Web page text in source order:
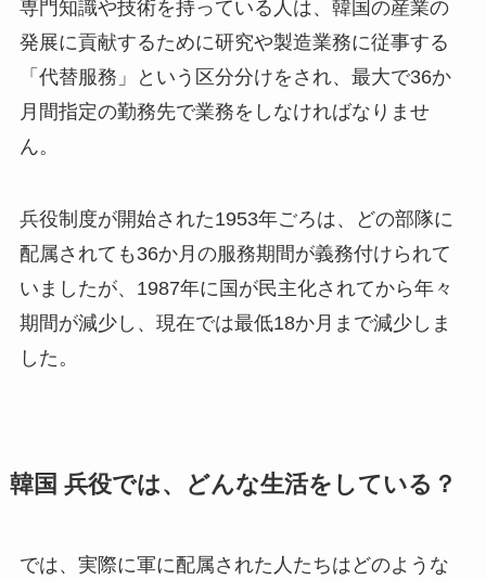
専門知識や技術を持っている人は、韓国の産業の
発展に貢献するために研究や製造業務に従事する
「代替服務」という区分分けをされ、最大で36か
月間指定の勤務先で業務をしなければなりませ
ん。
兵役制度が開始された1953年ごろは、どの部隊に
配属されても36か月の服務期間が義務付けられて
いましたが、1987年に国が民主化されてから年々
期間が減少し、現在では最低18か月まで減少しま
した。
韓国 兵役では、どんな生活をしている？
では、実際に軍に配属された人たちはどのような